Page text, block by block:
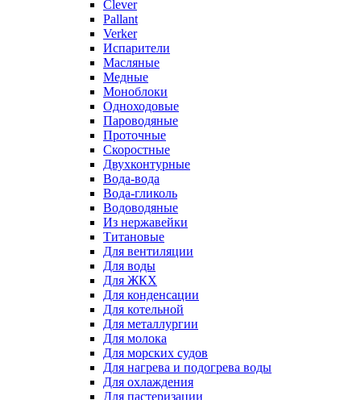
Clever
Pallant
Verker
Испарители
Масляные
Медные
Моноблоки
Одноходовые
Пароводяные
Проточные
Скоростные
Двухконтурные
Вода-вода
Вода-гликоль
Водоводяные
Из нержавейки
Титановые
Для вентиляции
Для воды
Для ЖКХ
Для конденсации
Для котельной
Для металлургии
Для молока
Для морских судов
Для нагрева и подогрева воды
Для охлаждения
Для пастеризации